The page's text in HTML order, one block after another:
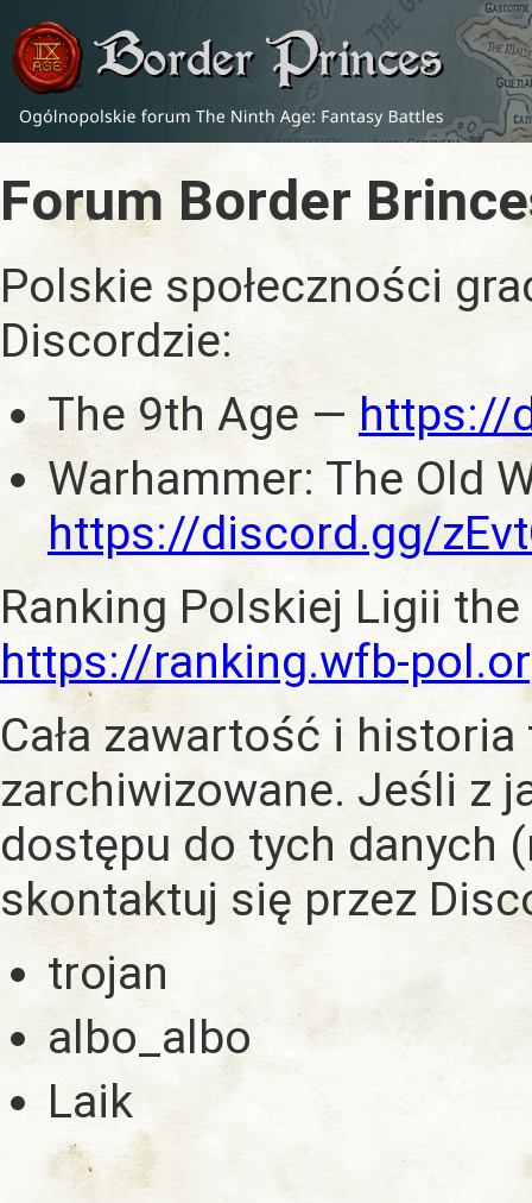
Forum Border
Polskie społeczności
Discordzie:
The 9th Age —https://
Warhammer: The Old
https://discord.gg/
Ranking Polskiej Ligii
https://ranking.wfb-
Cała zawartość i historia
zarchiwizowane. Jeśli z
dostępu do tych danych
skontaktuj się przez
trojan
albo_albo
Laik